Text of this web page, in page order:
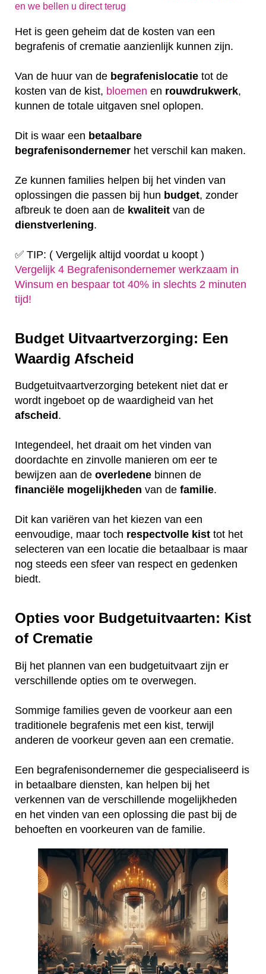
en we bellen u direct terug
Het is geen geheim dat de kosten van een
begrafenis of crematie aanzienlijk kunnen zijn.
Van de huur van de begrafenislocatie tot de
kosten van de kist, bloemen en rouwdrukwerk,
kunnen de totale uitgaven snel oplopen.
Dit is waar een betaalbare
begrafenisondernemer het verschil kan maken.
Ze kunnen families helpen bij het vinden van
oplossingen die passen bij hun budget, zonder
afbreuk te doen aan de kwaliteit van de
dienstverlening.
✅ TIP: ( Vergelijk altijd voordat u koopt )
Vergelijk 4 Begrafenisondernemer werkzaam in
Winsum en bespaar tot 40% in slechts 2 minuten
tijd!
Budget Uitvaartverzorging: Een
Waardig Afscheid
Budgetuitvaartverzorging betekent niet dat er
wordt ingeboet op de waardigheid van het
afscheid .
Integendeel, het draait om het vinden van
doordachte en zinvolle manieren om eer te
bewijzen aan de overledene binnen de
financiële mogelijkheden van de familie.
Dit kan variëren van het kiezen van een
eenvoudige, maar toch respectvolle kist tot het
selecteren van een locatie die betaalbaar is maar
nog steeds een sfeer van respect en gedenken
biedt.
Opties voor Budgetuitvaarten: Kist
of Crematie
Bij het plannen van een budgetuitvaart zijn er
verschillende opties om te overwegen.
Sommige families geven de voorkeur aan een
traditionele begrafenis met een kist, terwijl
anderen de voorkeur geven aan een crematie.
Een begrafenisondernemer die gespecialiseerd is
in betaalbare diensten, kan helpen bij het
verkennen van de verschillende mogelijkheden
en het vinden van een oplossing die past bij de
behoeften en voorkeuren van de familie.